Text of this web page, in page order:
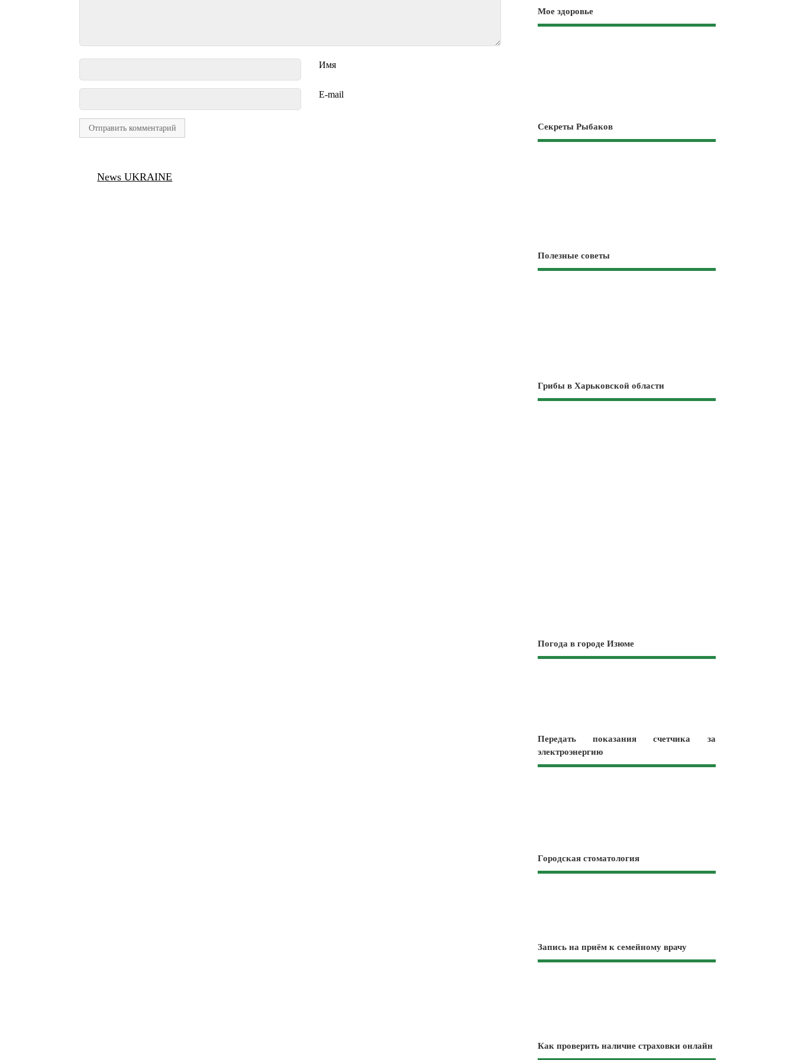
Имя
E-mail
News UKRAINE
Мое здоровье
Секреты Рыбаков
Полезные советы
Грибы в Харьковской области
Погода в городе Изюме
Передать показания счетчика за
электроэнергию
Городская стоматология
Запись на приём к семейному врачу
Как проверить наличие страховки онлайн